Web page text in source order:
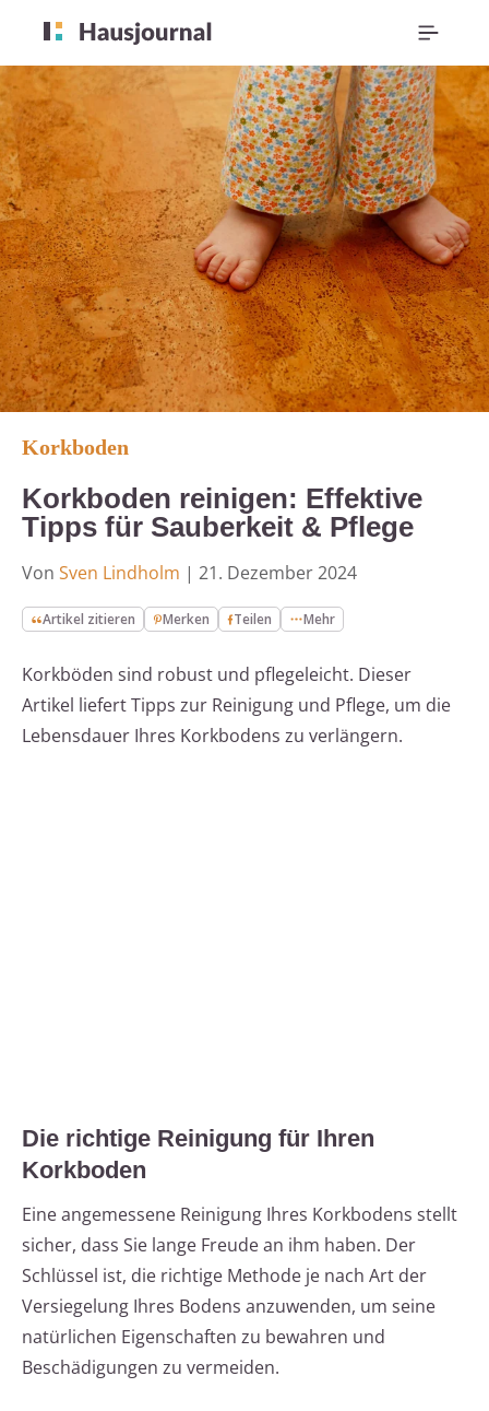
Korkboden
Korkboden reinigen: Effektive
Tipps für Sauberkeit & Pflege
Von Sven Lindholm | 21. Dezember 2024
Artikel zitieren Merken Teilen Mehr
Korkböden sind robust und pflegeleicht. Dieser
Artikel liefert Tipps zur Reinigung und Pflege, um die
Lebensdauer Ihres Korkbodens zu verlängern.
Die richtige Reinigung für Ihren
Korkboden
Eine angemessene Reinigung Ihres Korkbodens stellt
sicher, dass Sie lange Freude an ihm haben. Der
Schlüssel ist, die richtige Methode je nach Art der
Versiegelung Ihres Bodens anzuwenden, um seine
natürlichen Eigenschaften zu bewahren und
Beschädigungen zu vermeiden.